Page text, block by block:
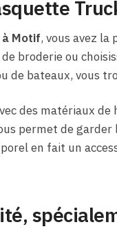
Motif, vous avez la
broderie ou
de bateaux, vous
des matériaux
permet de garder
en fait un